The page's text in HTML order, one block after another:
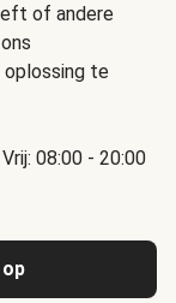
of andere
oplossing te
08:00 - 20:00